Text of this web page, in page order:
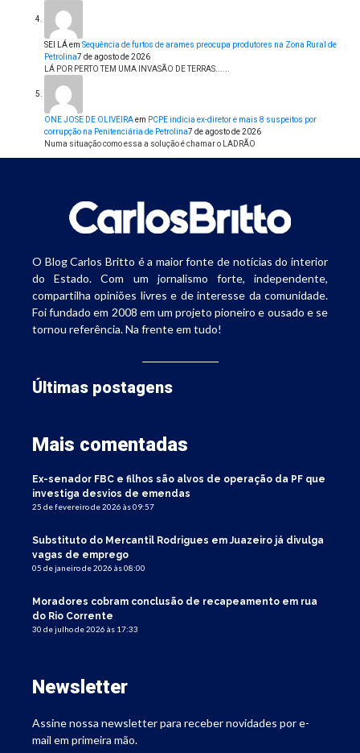
SEI LÁem Sequência de furtos de arames preocupa produtores na Zona Rural de
Petrolina7 de agosto de 2026
LÁ POR PERTO TEM UMA INVASÃO DE TERRAS......
ONE JOSE DE OLIVEIRAem PCPE indicia ex-diretor e mais 8 suspeitos por
corrupção na Penitenciária de Petrolina7 de agosto de 2026
Numa situação como essa a solução é chamar o LADRÃO
O Blog Carlos Britto é a maior fonte de notícias do interior
do Estado. Com um jornalismo forte, independente,
compartilha opiniões livres e de interesse da comunidade.
Foi fundado em 2008 em um projeto pioneiro e ousado e se
tornou referência. Na frente em tudo!
Últimas postagens
Mais comentadas
Ex-senador FBC e filhos são alvos de operação da PF que
investiga desvios de emendas
25 de fevereiro de 2026 às 09:57
Substituto do Mercantil Rodrigues em Juazeiro já divulga
vagas de emprego
05 de janeiro de 2026 às 08:00
Moradores cobram conclusão de recapeamento em rua
do Rio Corrente
30 de julho de 2026 às 17:33
Newsletter
Assine nossa newsletter para receber novidades por e-
mail em primeira mão.